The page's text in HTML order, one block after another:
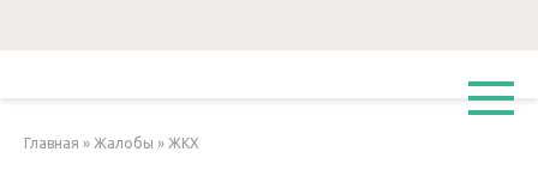
Главная » Жалобы » ЖКХ